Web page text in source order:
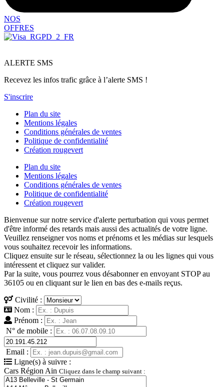
NOS
OFFRES
ALERTE SMS
Recevez les infos trafic grâce à l’alerte SMS !
S'inscrire
Plan du site
Mentions légales
Conditions générales de ventes
Politique de confidentialité
Création rougevert
Plan du site
Mentions légales
Conditions générales de ventes
Politique de confidentialité
Création rougevert
Bienvenue sur notre service d'alerte perturbation qui vous permet
d'être informé des retards mais aussi des actualités de votre ligne.
Veuillez renseigner vos noms et prénoms et les médias sur lesquels
vous souhaitez recevoir les informations.
Cliquez ensuite sur le réseau, sélectionnez la ou les lignes qui vous
intéressent et cliquez sur valider.
Par la suite, vous pourrez vous désabonner en envoyant STOP au
36105 ou en cliquant sur le lien en bas des e-mails reçus.
Civilité :
Nom :
Prénom :
N° de mobile :
Email :
Ligne(s) à suivre :
Cars Région Ain Cliquez dans le champ suivant :